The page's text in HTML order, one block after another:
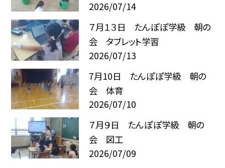
2026/07/14
７月１３日 たんぽぽ学級 朝の
会 タブレット学習
2026/07/13
7月10日 たんぽぽ学級 朝の
会 体育
2026/07/10
７月９日 たんぽぽ学級 朝の
会 図工
2026/07/09